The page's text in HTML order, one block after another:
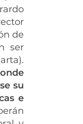
de
ser
su
e